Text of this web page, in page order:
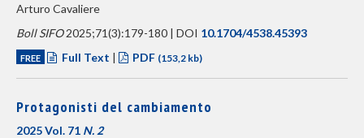
Arturo Cavaliere
Boll SIFO2025;71(3):179-180 | DOI 10.1704/4538.45393
FREE Full Text | PDF (153,2 kb)
Protagonisti del cambiamento
2025 Vol. 71 N. 2